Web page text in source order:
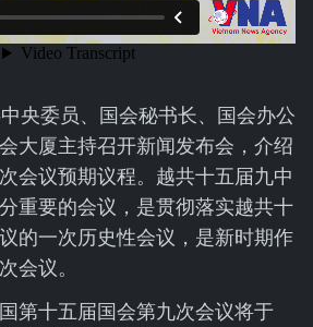
央委员、国会秘书长、国会办公
大厦主持召开新闻发布会，介绍
会议预期议程。越共十五届九中
重要的会议，是贯彻落实越共十
的一次历史性会议，是新时期作
会议。
第十五届国会第九次会议将于